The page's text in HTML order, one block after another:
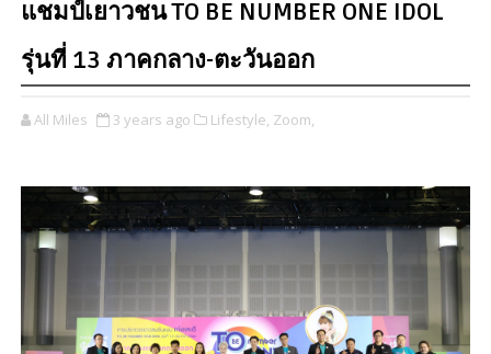
แชมป์เยาวชน TO BE NUMBER ONE IDOL
รุ่นที่ 13 ภาคกลาง-ตะวันออก
All Miles 3 years ago Lifestyle, Zoom,